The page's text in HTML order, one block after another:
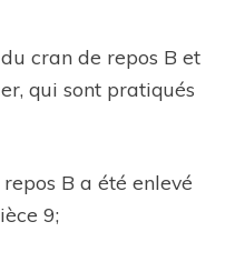
cran de repos B et
qui sont pratiqués
B a été enlevé
9;